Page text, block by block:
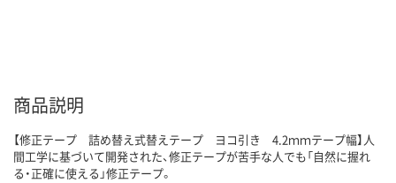
商品説明
【修正テープ 詰め替え式替えテープ ヨコ引き 4.2ｍｍテープ幅】人
間工学に基づいて開発された、修正テープが苦手な人でも「自然に握れ
る・正確に使える」修正テープ。